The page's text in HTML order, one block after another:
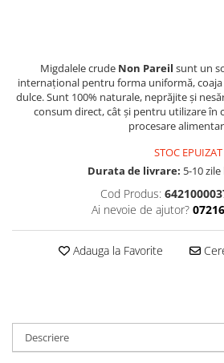
Migdalele crude Non Pareil sunt un
internațional pentru forma uniformă,
dulce. Sunt 100% naturale, neprăjite și
consum direct, cât și pentru utilizare în
procesare
STOC EPUIZAT
Durata de livrare: 5-10
Cod Produs:
Ai nevoie de ajutor?
Adauga la Favorite
Descriere